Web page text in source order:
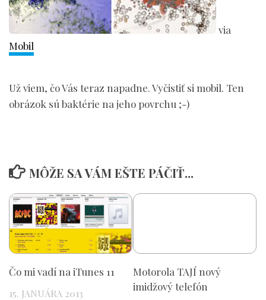
via
Mobil
Už viem, čo Vás teraz napadne. Vyčistiť si mobil. Ten
obrázok sú baktérie na jeho povrchu ;-)
MÔŽE SA VÁM EŠTE PÁČIŤ...
Čo mi vadí na iTunes 11
15. JANUÁRA 2013
Motorola TAJÍ nový
imidžový telefón